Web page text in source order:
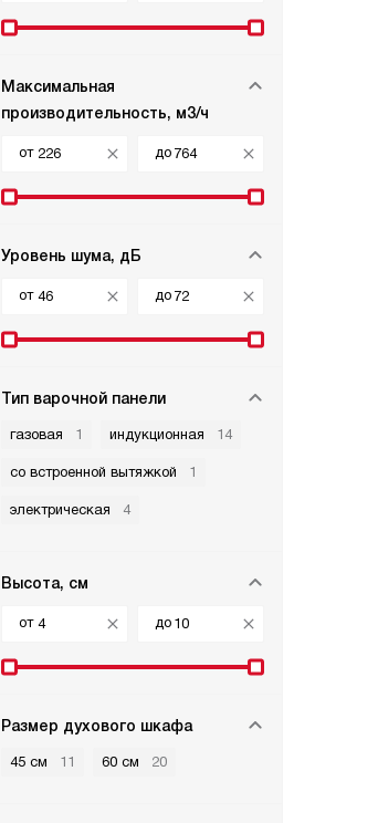
Максимальная
производительность, м3/ч
от до
Уровень шума, дБ
от до
Тип варочной панели
газовая 1 индукционная 14
со встроенной вытяжкой 1
электрическая 4
Высота, см
от до
Размер духового шкафа
45 см 11 60 см 20